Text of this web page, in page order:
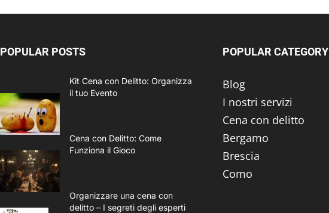
POPULAR POSTS
Kit Cena con Delitto: Organizza
il tuo Evento
Cena con Delitto: Come
Funziona il Gioco
Organizzare una cena con
delitto – I segreti degli esperti
POPULAR CATEGORY
Blog
I nostri servizi
Cena con delitto
Bergamo
Brescia
Como